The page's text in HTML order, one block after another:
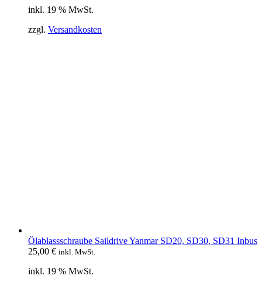
inkl. 19 % MwSt.
zzgl. Versandkosten
Ölablassschraube Saildrive Yanmar SD20, SD30, SD31 Inbus
25,00 € inkl. MwSt.
inkl. 19 % MwSt.